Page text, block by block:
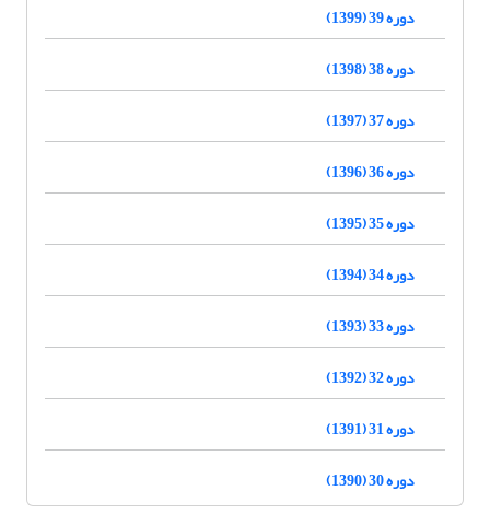
دوره 39 (1399)
دوره 38 (1398)
دوره 37 (1397)
دوره 36 (1396)
دوره 35 (1395)
دوره 34 (1394)
دوره 33 (1393)
دوره 32 (1392)
دوره 31 (1391)
دوره 30 (1390)